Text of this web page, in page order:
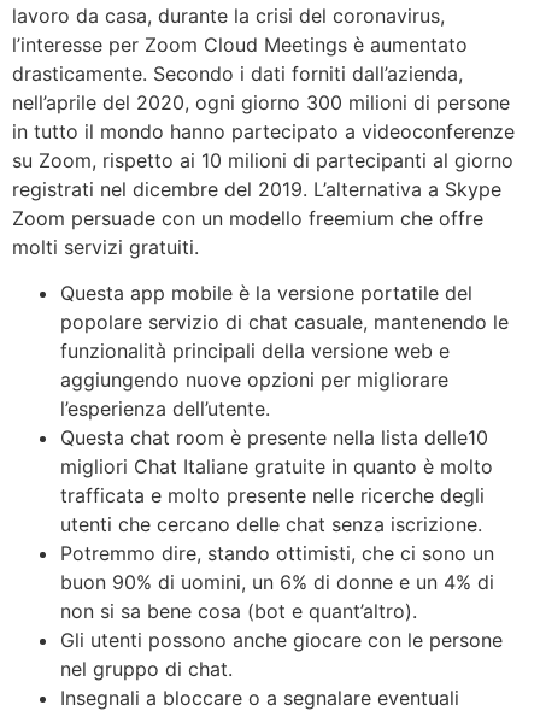
lavoro da casa, durante la crisi del coronavirus,
l’interesse per Zoom Cloud Meetings è aumentato
drasticamente. Secondo i dati forniti dall’azienda,
nell’aprile del 2020, ogni giorno 300 milioni di persone
in tutto il mondo hanno partecipato a videoconferenze
su Zoom, rispetto ai 10 milioni di partecipanti al giorno
registrati nel dicembre del 2019. L’alternativa a Skype
Zoom persuade con un modello freemium che offre
molti servizi gratuiti.
Questa app mobile è la versione portatile del
popolare servizio di chat casuale, mantenendo le
funzionalità principali della versione web e
aggiungendo nuove opzioni per migliorare
l’esperienza dell’utente.
Questa chat room è presente nella lista delle10
migliori Chat Italiane gratuite in quanto è molto
trafficata e molto presente nelle ricerche degli
utenti che cercano delle chat senza iscrizione.
Potremmo dire, stando ottimisti, che ci sono un
buon 90% di uomini, un 6% di donne e un 4% di
non si sa bene cosa (bot e quant’altro).
Gli utenti possono anche giocare con le persone
nel gruppo di chat.
Insegnali a bloccare o a segnalare eventuali